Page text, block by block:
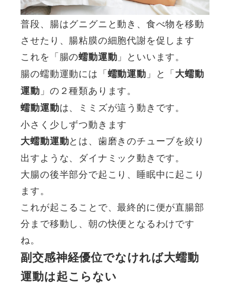
普段、腸はグニグニと動き、食べ物を移動
させたり、腸粘膜の細胞代謝を促します
これを「腸の蠕動運動 」といいます。
腸の蠕動運動には「蠕動運動 」と「大蠕動
運動 」の２種類あります。
蠕動運動は、ミミズが這う動きです。
小さく少しずつ動きます
大蠕動運動とは、歯磨きのチューブを絞り
出すような、ダイナミック動きです。
大腸の後半部分で起こり、睡眠中に起こり
ます。
これが起こることで、最終的に便が直腸部
分まで移動し、朝の快便となるわけです
ね。
副交感神経優位でなければ大蠕動
運動は起こらない